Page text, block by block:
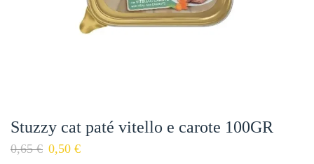
Stuzzy cat paté vitello e carote 100GR
0,65€ 0,50 €